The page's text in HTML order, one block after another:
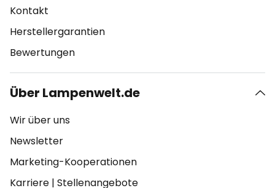
Kontakt
Herstellergarantien
Bewertungen
Über Lampenwelt.de
Wir über uns
Newsletter
Marketing-Kooperationen
Karriere | Stellenangebote